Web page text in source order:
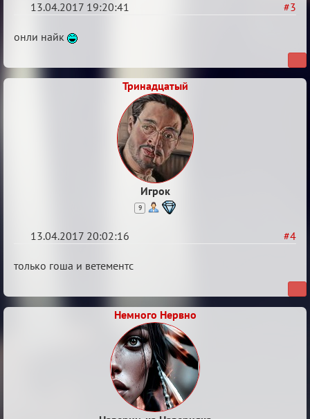
#3
13.04.2017 19:20:41
Re:
есть?
онли найк
Тринадцатый
Игрок
9
#4
13.04.2017 20:02:16
Re:
есть?
только гоша и ветементс
Немного Нервно